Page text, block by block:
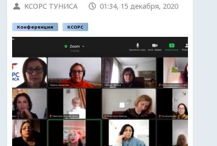
КСОРС ТУНИСА 01:34, 15 декабря, 2020
Конференция КСОРС